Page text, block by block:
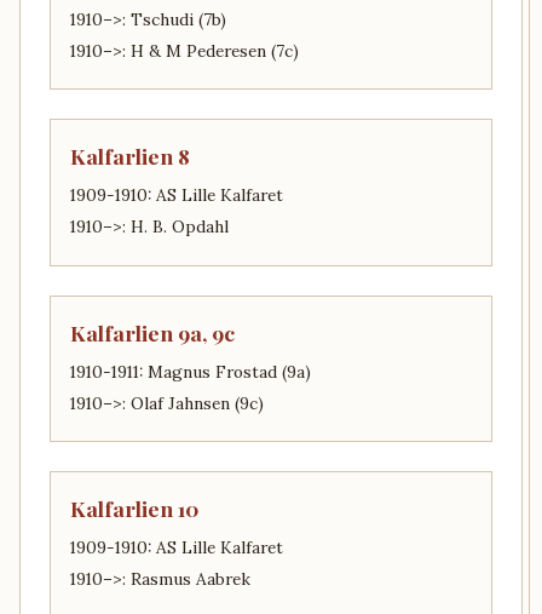
1910–>: Tschudi (7b)
1910–>: H & M Pederesen (7c)
Kalfarlien 8
1909-1910: AS Lille Kalfaret
1910–>: H. B. Opdahl
Kalfarlien 9a, 9c
1910-1911: Magnus Frostad (9a)
1910–>: Olaf Jahnsen (9c)
Kalfarlien 10
1909-1910: AS Lille Kalfaret
1910–>: Rasmus Aabrek